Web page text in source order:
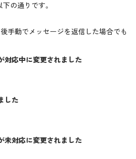
の通りです。
手動でメッセージを返信した場合でも
対応中に変更されました
した
未対応に変更されました